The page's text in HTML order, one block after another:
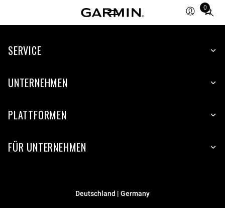
0
Total
items
cart:
SERVICE
UNTERNEHMEN
PLATTFORMEN
FÜR UNTERNEHMEN
Deutschland | Germany